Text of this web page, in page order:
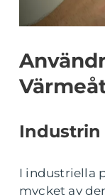
I industriella
mycket av